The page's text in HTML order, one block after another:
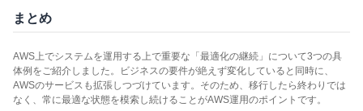
まとめ
AWS上でシステムを運用する上で重要な「最適化の継続」について3つの具
体例をご紹介しました。ビジネスの要件が絶えず変化していると同時に、
AWSのサービスも拡張しつづけています。そのため、移行したら終わりでは
なく、常に最適な状態を模索し続けることがAWS運用のポイントです。